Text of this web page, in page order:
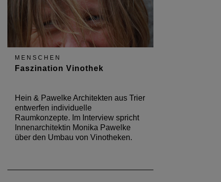
MENSCHEN
Faszination Vinothek
Hein & Pawelke Architekten aus Trier
entwerfen individuelle
Raumkonzepte. Im Interview spricht
Innenarchitektin Monika Pawelke
über den Umbau von Vinotheken.